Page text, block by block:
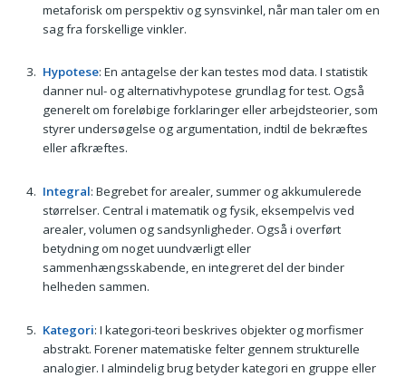
metaforisk om perspektiv og synsvinkel, når man taler om en
sag fra forskellige vinkler.
Hypotese: En antagelse der kan testes mod data. I statistik
danner nul- og alternativhypotese grundlag for test. Også
generelt om foreløbige forklaringer eller arbejdsteorier, som
styrer undersøgelse og argumentation, indtil de bekræftes
eller afkræftes.
Integral: Begrebet for arealer, summer og akkumulerede
størrelser. Central i matematik og fysik, eksempelvis ved
arealer, volumen og sandsynligheder. Også i overført
betydning om noget uundværligt eller
sammenhængsskabende, en integreret del der binder
helheden sammen.
Kategori: I kategori-teori beskrives objekter og morfismer
abstrakt. Forener matematiske felter gennem strukturelle
analogier. I almindelig brug betyder kategori en gruppe eller